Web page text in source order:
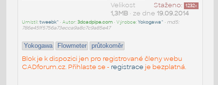
Staženo: 1232x
Velikost
1,3MB• ze dne 19.09.2014
Umístil:tweebk^ • Autor:3dcadpipe.com• Výrobce:Yokogawa^ • md5:
786e451f5756a73ecca9a8c7c9a85e47
Yokogawa Flowmeter průtokoměr
Blok je k dispozici jen pro registrované členy webu
CADforum.cz. Přihlaste se - registrace je bezplatná.